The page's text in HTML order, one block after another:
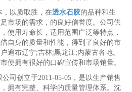
，以质取胜，在透水石胶的品种和生
市场的需求，的良好信誉度。公司供
使用寿命长，适用范围广泛等特点，
自身的质量和性能，得到了良好的市
遍布辽宁;吉林;黑龙江;内蒙古各地。
便拥有很好的口碑宣传和市场销量。
司创立于2011-05-05，是以生产销售
拥有完整、科学的质量管理体系。沈